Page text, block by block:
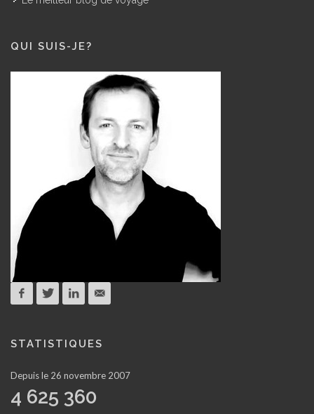
QUI SUIS-JE?
STATISTIQUES
Depuis le 26 novembre 2007
4 625 360